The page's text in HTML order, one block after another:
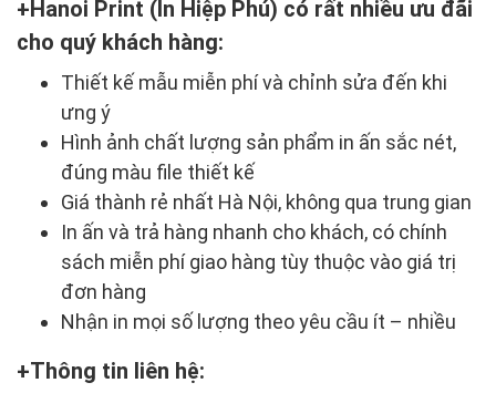
Hanoi Print (In Hiệp Phú) có rất nhiều ưu đãi
cho quý khách hàng:
Thiết kế mẫu miễn phí và chỉnh sửa đến khi
ưng ý
Hình ảnh chất lượng sản phẩm in ấn sắc nét,
đúng màu file thiết kế
Giá thành rẻ nhất Hà Nội, không qua trung gian
In ấn và trả hàng nhanh cho khách, có chính
sách miễn phí giao hàng tùy thuộc vào giá trị
đơn hàng
Nhận in mọi số lượng theo yêu cầu ít – nhiều
Thông tin liên hệ: